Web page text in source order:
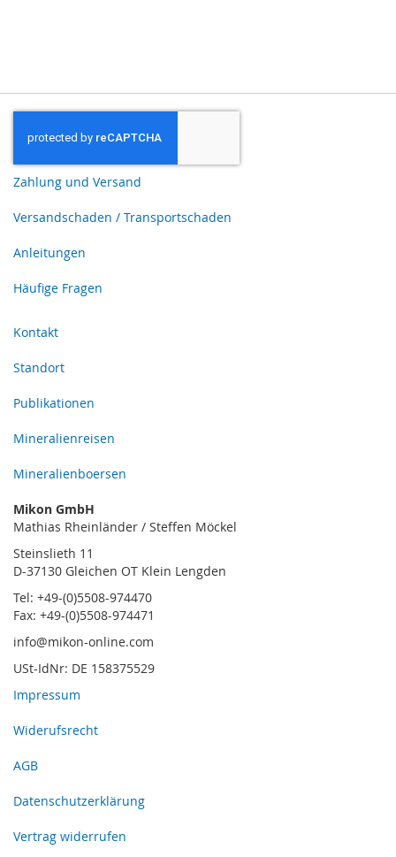
Zahlung und Versand
Versandschaden / Transportschaden
Anleitungen
Häufige Fragen
Kontakt
Standort
Publikationen
Mineralienreisen
Mineralienboersen
Mikon GmbH
Mathias Rheinländer / Steffen Möckel
Steinslieth 11
D-37130 Gleichen OT Klein Lengden
Tel: +49-(0)5508-974470
Fax: +49-(0)5508-974471
info@mikon-online.com
USt-IdNr: DE 158375529
Impressum
Widerufsrecht
AGB
Datenschutzerklärung
Vertrag widerrufen